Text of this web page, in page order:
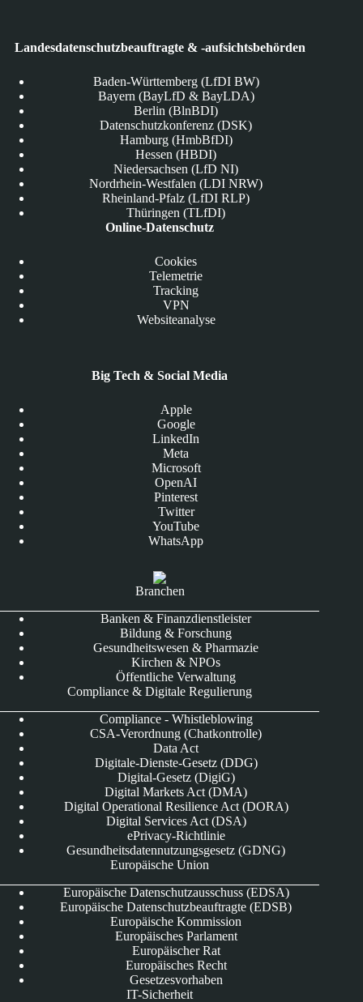
Landesdatenschutzbeauftragte & -aufsichtsbehörden
Baden-Württemberg (LfDI BW)
Bayern (BayLfD & BayLDA)
Berlin (BlnBDI)
Datenschutzkonferenz (DSK)
Hamburg (HmbBfDI)
Hessen (HBDI)
Niedersachsen (LfD NI)
Nordrhein-Westfalen (LDI NRW)
Rheinland-Pfalz (LfDI RLP)
Thüringen (TLfDI)
Online-Datenschutz
Cookies
Telemetrie
Tracking
VPN
Websiteanalyse
Big Tech & Social Media
Apple
Google
LinkedIn
Meta
Microsoft
OpenAI
Pinterest
Twitter
YouTube
WhatsApp
Branchen
Banken & Finanzdienstleister
Bildung & Forschung
Gesundheitswesen & Pharmazie
Kirchen & NPOs
Öffentliche Verwaltung
Compliance & Digitale Regulierung
Compliance - Whistleblowing
CSA-Verordnung (Chatkontrolle)
Data Act
Digitale-Dienste-Gesetz (DDG)
Digital-Gesetz (DigiG)
Digital Markets Act (DMA)
Digital Operational Resilience Act (DORA)
Digital Services Act (DSA)
ePrivacy-Richtlinie
Gesundheitsdatennutzungsgesetz (GDNG)
Europäische Union
Europäische Datenschutzausschuss (EDSA)
Europäische Datenschutzbeauftragte (EDSB)
Europäische Kommission
Europäisches Parlament
Europäischer Rat
Europäisches Recht
Gesetzesvorhaben
IT-Sicherheit